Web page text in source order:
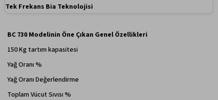
Tek Frekans Bia Teknolojisi
BC 730 Modelinin Öne Çıkan Genel Özellikleri
150 Kg tartım kapasitesi
Yağ Oranı %
Yağ Oranı Değerlendirme
Toplam Vücut Sıvısı %